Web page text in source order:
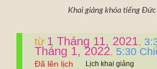
Khai giảng khóa tiếng
từ 1 Tháng 11, 2021,
Tháng 1, 2022, 5:30
Đã lên lịch Lịch khai giảng